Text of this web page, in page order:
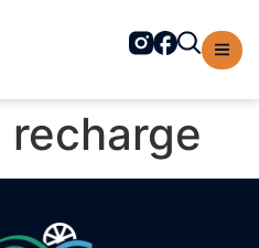
recharge